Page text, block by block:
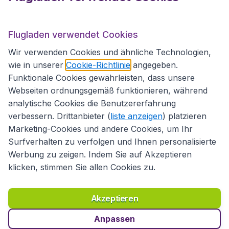
Internationale Webseiten
Richtlinien und Bedingungen
Datenschutzerklärung
Cookies Copyright © 2026
Flugladen verwendet Cookies
Wir verwenden Cookies und ähnliche Technologien,
wie in unserer Cookie-Richtlinie angegeben.
Funktionale Cookies gewährleisten, dass unsere
Webseiten ordnungsgemäß funktionieren, während
analytische Cookies die Benutzererfahrung
verbessern. Drittanbieter (liste anzeigen) platzieren
Marketing-Cookies und andere Cookies, um Ihr
Surfverhalten zu verfolgen und Ihnen personalisierte
Werbung zu zeigen. Indem Sie auf Akzeptieren
klicken, stimmen Sie allen Cookies zu.
Akzeptieren
Anpassen